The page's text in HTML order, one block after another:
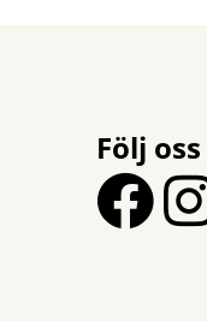
Följ oss